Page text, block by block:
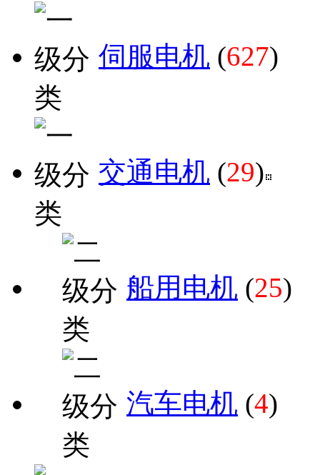
伺服电机 (627)
交通电机 (29)
船用电机 (25)
汽车电机 (4)